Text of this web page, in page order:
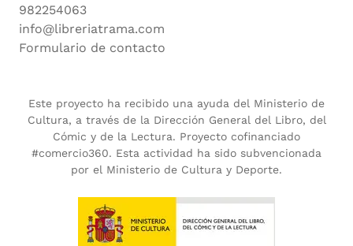
982254063
info@libreriatrama.com
Formulario de contacto
Este proyecto ha recibido una ayuda del Ministerio de
Cultura, a través de la Dirección General del Libro, del
Cómic y de la Lectura. Proyecto cofinanciado
#comercio360. Esta actividad ha sido subvencionada
por el Ministerio de Cultura y Deporte.